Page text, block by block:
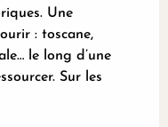
Une
: toscane,
le long d’une
Sur les